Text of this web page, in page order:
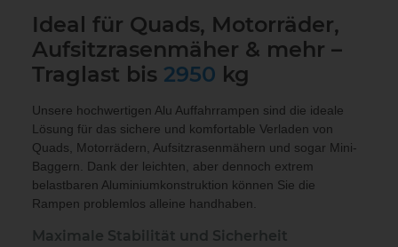
Ideal für Quads, Motorräder,
Aufsitzrasenmäher & mehr –
Traglast bis 2950 kg
Unsere hochwertigen Alu Auffahrrampen sind die ideale
Lösung für das sichere und komfortable Verladen von
Quads, Motorrädern, Aufsitzrasenmähern und sogar Mini-
Baggern. Dank der leichten, aber dennoch extrem
belastbaren Aluminiumkonstruktion können Sie die
Rampen problemlos alleine handhaben.
Maximale Stabilität und Sicherheit